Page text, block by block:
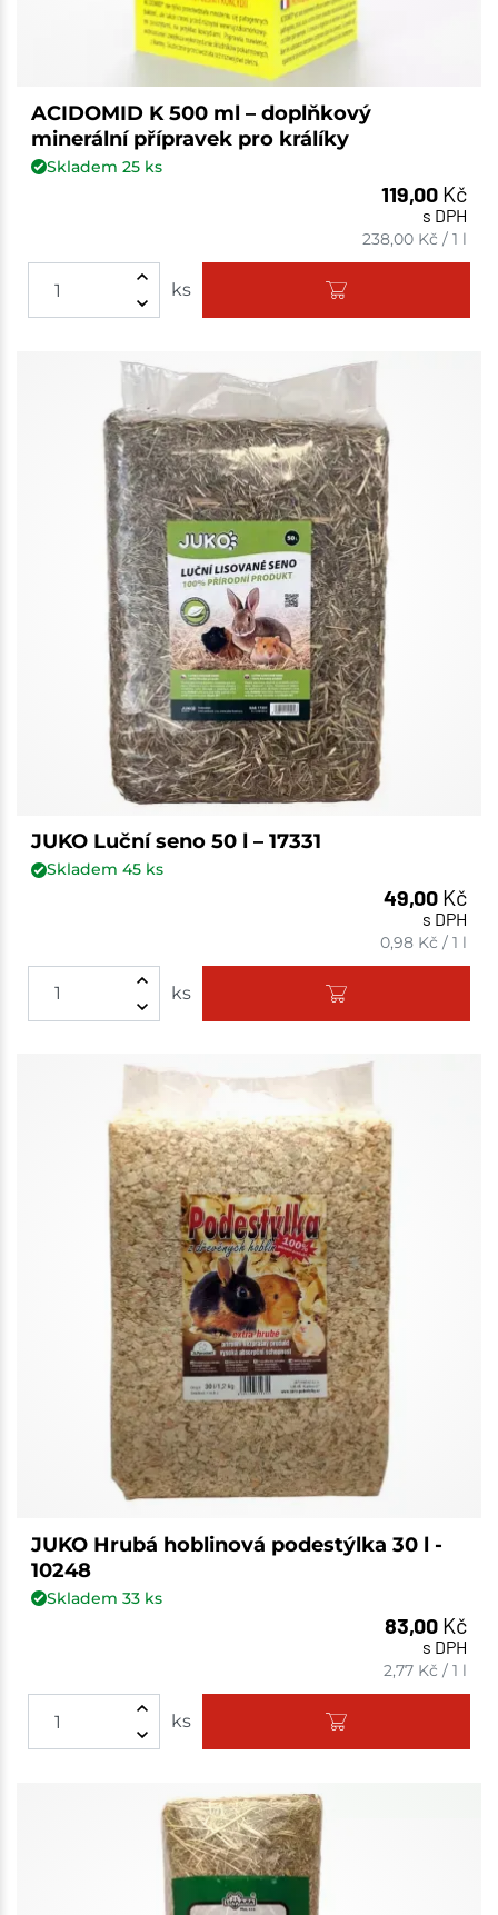
ACIDOMID K 500 ml – doplňkový
minerální přípravek pro králíky
Skladem 25ks
119,00 Kč
s DPH
238,00 Kč /1 l
ks
JUKO Luční seno 50 l – 17331
Skladem 45ks
49,00 Kč
s DPH
0,98 Kč /1 l
ks
JUKO Hrubá hoblinová podestýlka 30 l -
10248
Skladem 33ks
83,00 Kč
s DPH
2,77 Kč /1 l
ks